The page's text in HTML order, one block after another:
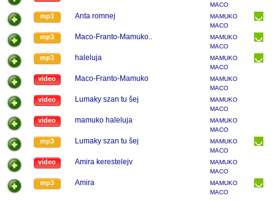
MACO
mp3 Anta romnej
MAMUKO
MACO
mp3 Maco-Franto-Mamuko..
MAMUKO
MACO
mp3 haleluja
MAMUKO
MACO
video Maco-Franto-Mamuko
MAMUKO
MACO
video Lumaky szan tu šej
MAMUKO
MACO
video mamuko haleluja
MAMUKO
MACO
mp3 Lumaky szan tu šej
MAMUKO
MACO
video Amira kerestelejv
MAMUKO
MACO
mp3 Amira
MAMUKO
MACO